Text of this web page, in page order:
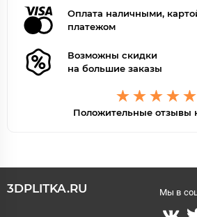
Оплата наличными,
платежом
Возможны скидки
на большие заказы
Положительные отзывы
3DPLITKA.RU Мы в